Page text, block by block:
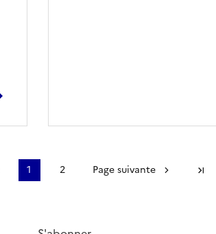
1 2 Page suivante